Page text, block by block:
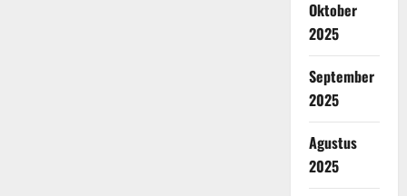
Oktober
2025
September
2025
Agustus
2025